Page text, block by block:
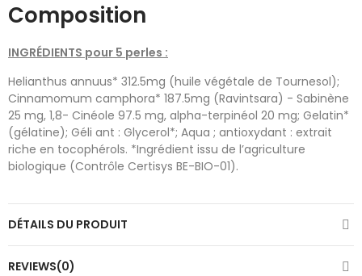
Composition
INGRÉDIENTS pour 5 perles :
Helianthus annuus* 312.5mg (huile végétale de Tournesol);
Cinnamomum camphora* 187.5mg (Ravintsara) - Sabinène
25 mg, 1,8- Cinéole 97.5 mg, alpha-terpinéol 20 mg; Gelatin*
(gélatine); Géli ant : Glycerol*; Aqua ; antioxydant : extrait
riche en tocophérols. *Ingrédient issu de l’agriculture
biologique (Contrôle Certisys BE-BIO-01).
DÉTAILS DU PRODUIT
REVIEWS(0)